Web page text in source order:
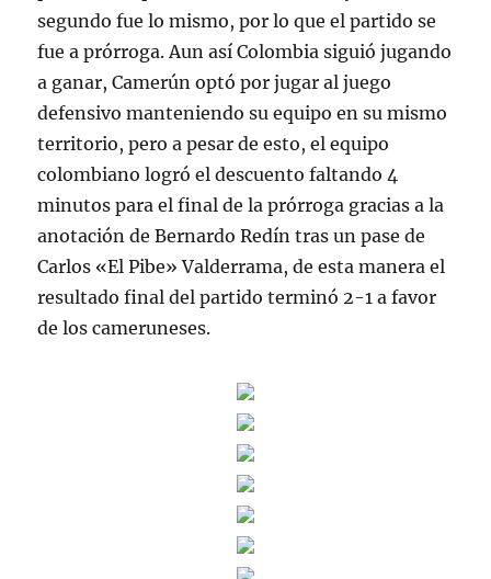
segundo fue lo mismo, por lo que el partido se
fue a prórroga. Aun así Colombia siguió jugando
a ganar, Camerún optó por jugar al juego
defensivo manteniendo su equipo en su mismo
territorio, pero a pesar de esto, el equipo
colombiano logró el descuento faltando 4
minutos para el final de la prórroga gracias a la
anotación de Bernardo Redín tras un pase de
Carlos «El Pibe» Valderrama, de esta manera el
resultado final del partido terminó 2-1 a favor
de los cameruneses.